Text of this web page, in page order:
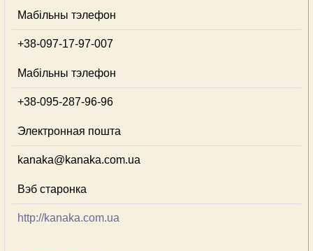
Мабільны тэлефон
+38-097-17-97-007
Мабільны тэлефон
+38-095-287-96-96
Электронная пошта
kanaka@kanaka.com.ua
Вэб старонка
http://kanaka.com.ua